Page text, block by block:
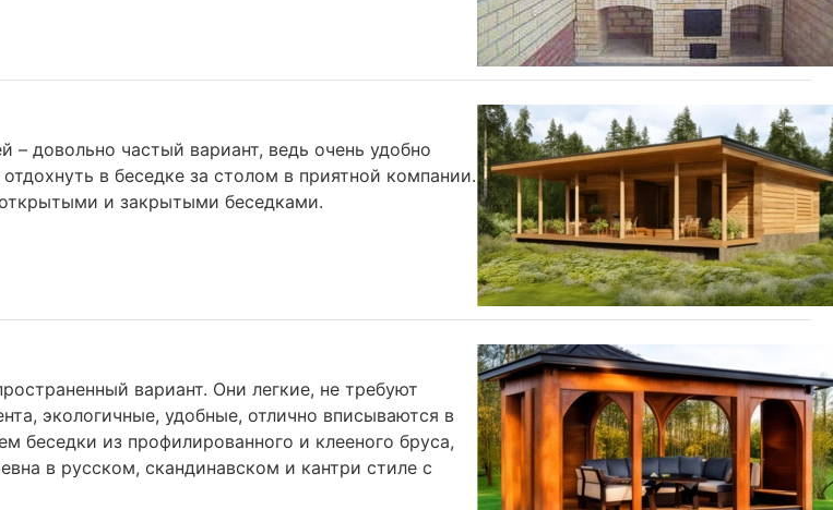
довольно частый вариант, ведь очень удобно
в беседке за столом в приятной компании.
и закрытыми беседками.
вариант. Они легкие, не требуют
экологичные, удобные, отлично вписываются в
беседки из профилированного и клееного бруса,
в русском, скандинавском и кантри стиле с